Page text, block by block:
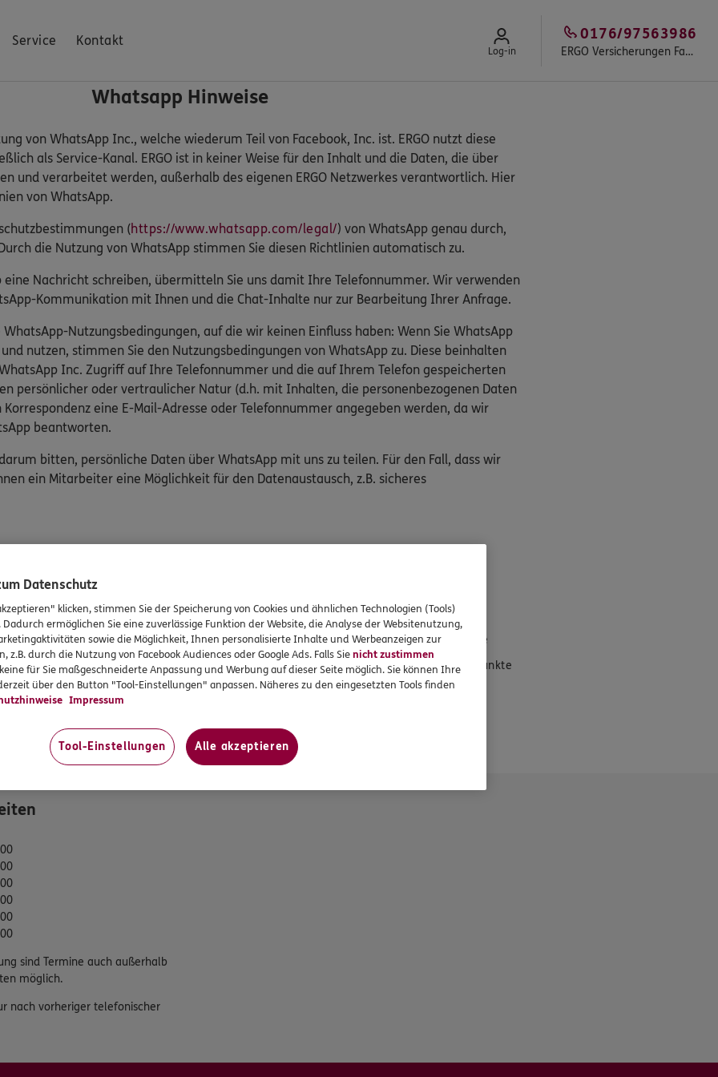
Service Kontakt
Log-in ERGO Versicherungen Fast & Partner
0176/97563986
Whatsapp Hinweise
von WhatsApp Inc., welche wiederum Teil von Facebook, Inc. ist. ERGO nutzt diese
als Service-Kanal. ERGO ist in keiner Weise für den Inhalt und die Daten, die über
und verarbeitet werden, außerhalb des eigenen ERGO Netzwerkes verantwortlich. Hier
von WhatsApp.
(https://www.whatsapp.com/legal/) von WhatsApp genau durch,
die Nutzung von WhatsApp stimmen Sie diesen Richtlinien automatisch zu.
eine Nachricht schreiben, übermitteln Sie uns damit Ihre Telefonnummer. Wir verwenden
Kommunikation mit Ihnen und die Chat-Inhalte nur zur Bearbeitung Ihrer Anfrage.
Nutzungsbedingungen, auf die wir keinen Einfluss haben: Wenn Sie WhatsApp
nutzen, stimmen Sie den Nutzungsbedingungen von WhatsApp zu. Diese beinhalten
Inc. Zugriff auf Ihre Telefonnummer und die auf Ihrem Telefon gespeicherten
persönlicher oder vertraulicher Natur (d.h. mit Inhalten, die personenbezogenen Daten
eine E-Mail-Adresse oder Telefonnummer angegeben werden, da wir
beantworten.
bitten, persönliche Daten über WhatsApp mit uns zu teilen. Für den Fall, dass wir
ein Mitarbeiter eine Möglichkeit für den Datenaustausch, z.B. sicheres
Unsere Agentur
Standorte
Besondere Produkte
Schwerpunkte
Jobangebote
sind Termine auch außerhalb
möglich.
nach vorheriger telefonischer
Datenschutz
klicken, stimmen Sie der Speicherung von Cookies und ähnlichen Technologien (Tools)
ermöglichen Sie eine zuverlässige Funktion der Website, die Analyse der Websitenutzung,
sowie die Möglichkeit, Ihnen personalisierte Inhalte und Werbeanzeigen zur
z.B. durch die Nutzung von Facebook Audiences oder Google Ads. Falls Sienicht zustimmen
für Sie maßgeschneiderte Anpassung und Werbung auf dieser Seite möglich. Sie können Ihre
über den Button "Tool-Einstellungen" anpassen. Näheres zu den eingesetzten Tools finden
Impressum
Tool-Einstellungen Alle akzeptieren